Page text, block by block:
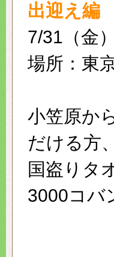
出迎え編
7/31（金
場所：東
小笠原か
だける方、
国盗りタ
3000コバ